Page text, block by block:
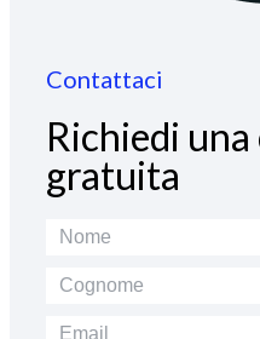
Contattaci
Richiedi
gratuita